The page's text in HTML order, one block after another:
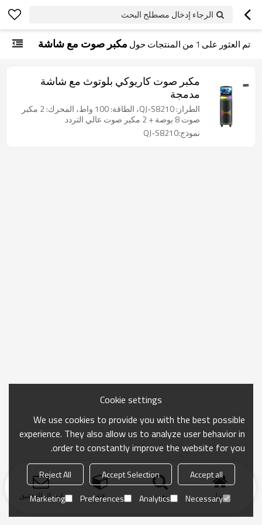
الرجاء إدخال مصطلح البحث
تم العثور على 1 من المنتجات حول مكبر صوت مع شاشة
مكبر صوت كاريوكي بلوتوث مع شاشة
مدمجة
الطراز: QJ-S8210، الطاقة: 100 واط، المحرك: 2 مكبر
صوت 8 بوصة + 2 مكبر صوت عالي التردد
نموذج:QJ-S8210
منزل بحث فئة ارسال التحقيق
Cookie settings
We use cookies to provide you with the best possible
experience. They also allow us to analyze user behavior in
order to constantly improve the website for you.
Accept all
Accept Selection
Reject All
Necessary
Analytics
Preferences
Marketing